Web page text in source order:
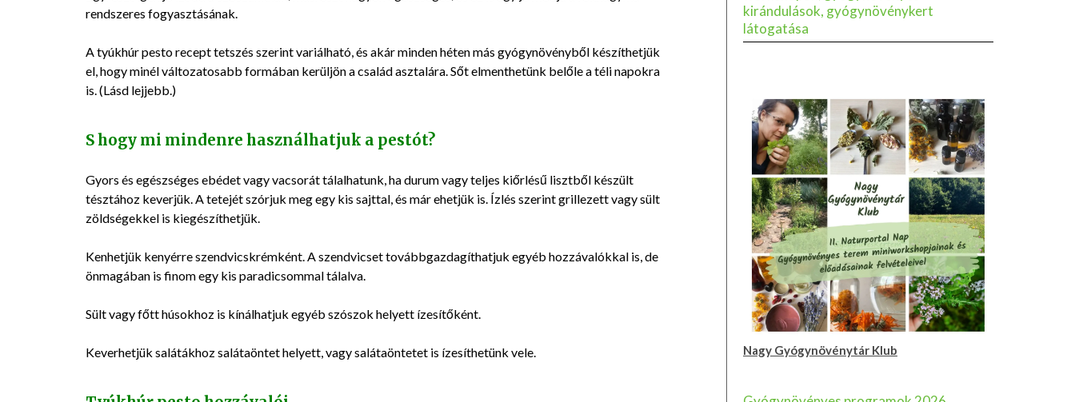
rendszeres fogyasztásának.
A tyúkhúr pesto recept tetszés szerint variálható, és akár minden héten más gyógynövényből készíthetjük
el, hogy minél változatosabb formában kerüljön a család asztalára. Sőt elmenthetünk belőle a téli napokra
is. (Lásd lejjebb.)
S hogy mi mindenre használhatjuk a pestót?
Gyors és egészséges ebédet vagy vacsorát tálalhatunk, ha durum vagy teljes kiőrlésű lisztből készült
tésztához keverjük. A tetejét szórjuk meg egy kis sajttal, és már ehetjük is. Ízlés szerint grillezett vagy sült
zöldségekkel is kiegészíthetjük.
Kenhetjük kenyérre szendvicskrémként. A szendvicset továbbgazdagíthatjuk egyéb hozzávalókkal is, de
önmagában is finom egy kis paradicsommal tálalva.
Sült vagy főtt húsokhoz is kínálhatjuk egyéb szószok helyett ízesítőként.
Keverhetjük salátákhoz salátaöntet helyett, vagy salátaöntetet is ízesíthetünk vele.
kirándulások, gyógynövénykert
látogatása
Nagy Gyógynövénytár Klub